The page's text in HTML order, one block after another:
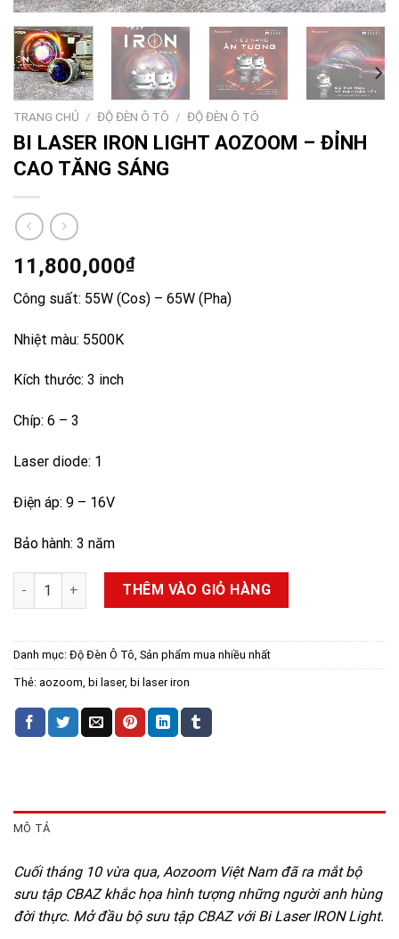
TRANG CHỦ / ĐỘ ĐÈN Ô TÔ / ĐỘ ĐÈN Ô TÔ
BI LASER IRON LIGHT AOZOOM – ĐỈNH
CAO TĂNG SÁNG
11,800,000₫
Công suất: 55W (Cos) – 65W (Pha)
Nhiệt màu: 5500K
Kích thước: 3 inch
Chíp: 6 – 3
Laser diode: 1
Điện áp: 9 – 16V
Bảo hành: 3 năm
BI LASER IRON LIGHT AOZOOM - ĐỈNH CAO TĂNG SÁNG số
THÊM VÀO GIỎ HÀNG
Danh mục: Độ Đèn Ô Tô, Sản phẩm mua nhiều nhất
Thẻ: aozoom, bi laser, bi laser iron
MÔ TẢ
Cuối tháng 10 vừa qua, Aozoom Việt Nam đã ra mắt bộ
sưu tập CBAZ khắc họa hình tượng những người anh hùng
đời thực. Mở đầu bộ sưu tập CBAZ với Bi Laser IRON Light.